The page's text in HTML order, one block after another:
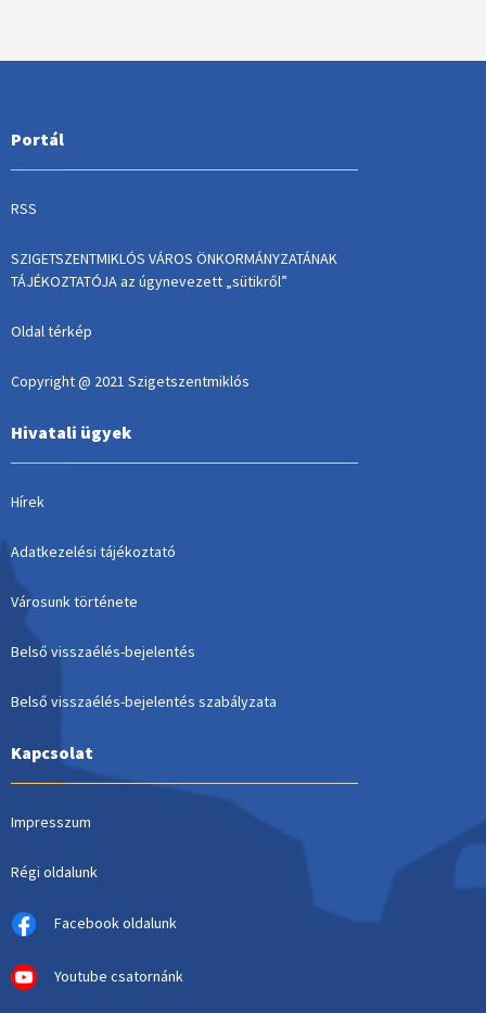
Portál
RSS
SZIGETSZENTMIKLÓS VÁROS ÖNKORMÁNYZATÁNAK
TÁJÉKOZTATÓJA az úgynevezett „sütikről”
Oldal térkép
Copyright @ 2021 Szigetszentmiklós
Hivatali ügyek
Hírek
Adatkezelési tájékoztató
Városunk története
Belső visszaélés-bejelentés
Belső visszaélés-bejelentés szabályzata
Kapcsolat
Impresszum
Régi oldalunk
Facebook oldalunk
Youtube csatornánk